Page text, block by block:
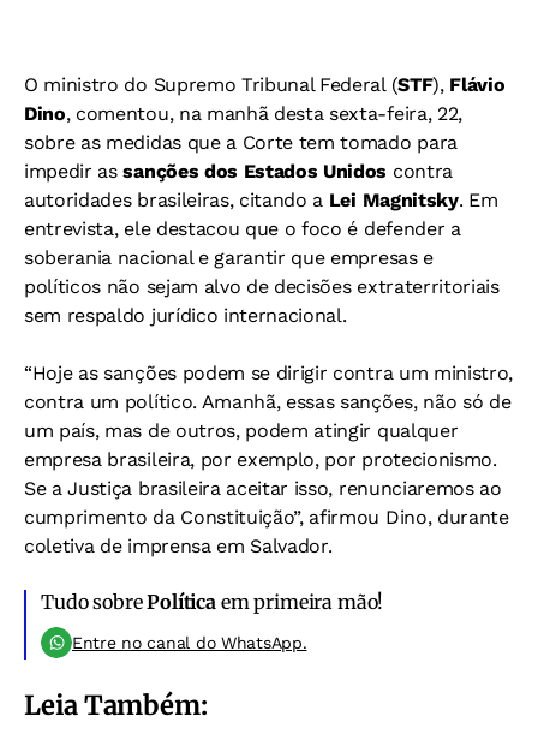
O ministro do Supremo Tribunal Federal (STF), Flávio
Dino, comentou, na manhã desta sexta-feira, 22,
sobre as medidas que a Corte tem tomado para
impedir assanções dos Estados Unidos contra
autoridades brasileiras, citando a Lei Magnitsky. Em
entrevista, ele destacou que o foco é defender a
soberania nacional e garantir que empresas e
políticos não sejam alvo de decisões extraterritoriais
sem respaldo jurídico internacional.
“Hoje as sanções podem se dirigir contra um ministro,
contra um político. Amanhã, essas sanções, não só de
um país, mas de outros, podem atingir qualquer
empresa brasileira, por exemplo, por protecionismo.
Se a Justiça brasileira aceitar isso, renunciaremos ao
cumprimento da Constituição”, afirmou Dino, durante
coletiva de imprensa em Salvador.
Tudo sobrePolíticaem primeira mão!
Entre no canal do WhatsApp.
Leia Também: